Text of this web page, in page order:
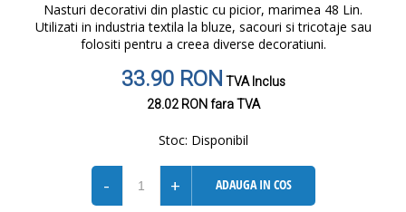
Nasturi decorativi din plastic cu picior, marimea 48 Lin.
Utilizati in industria textila la bluze, sacouri si tricotaje sau
folositi pentru a creea diverse decoratiuni.
33.90 RONTVA Inclus
28.02 RONfara TVA
Stoc: Disponibil
- + ADAUGA IN COS